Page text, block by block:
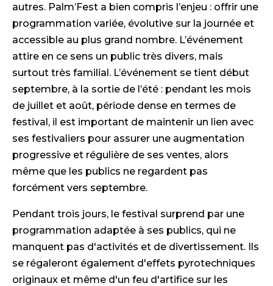
autres. Palm’Fest a bien compris l’enjeu : offrir une
programmation variée, évolutive sur la journée et
accessible au plus grand nombre. L’événement
attire en ce sens un public très divers, mais
surtout très familial. L’événement se tient début
septembre, à la sortie de l’été : pendant les mois
de juillet et août, période dense en termes de
festival, il est important de maintenir un lien avec
ses festivaliers pour assurer une augmentation
progressive et régulière de ses ventes, alors
même que les publics ne regardent pas
forcément vers septembre.
Pendant trois jours, le festival surprend par une
programmation adaptée à ses publics, qui ne
manquent pas d'activités et de divertissement. Ils
se régaleront également d'effets pyrotechniques
originaux et même d'un feu d'artifice sur les